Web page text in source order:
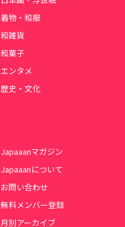
着物・和服
和雑貨
和菓子
エンタメ
歴史・文化
Japaaanマガジン
Japaaanについて
お問い合わせ
無料メンバー登録
月別アーカイブ